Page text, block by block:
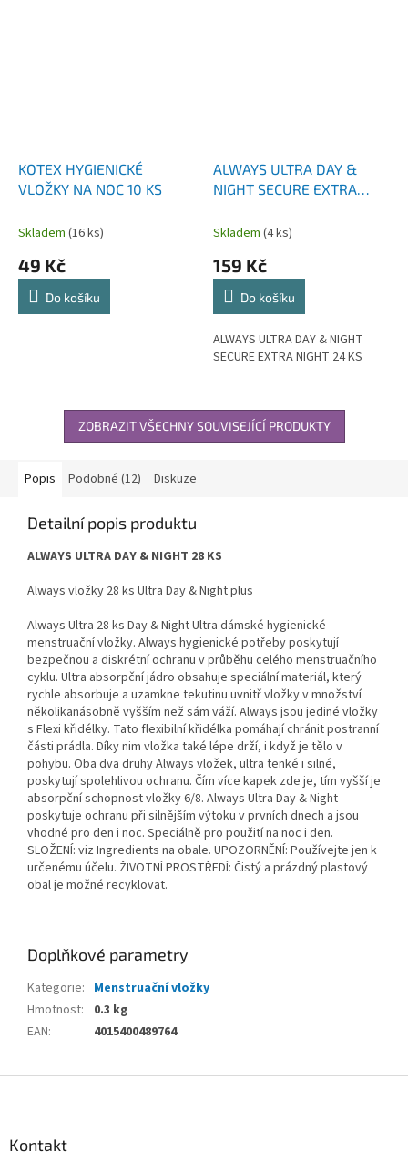
KOTEX HYGIENICKÉ
VLOŽKY NA NOC 10 KS
Skladem (16 ks)
49 Kč
Do košíku
ALWAYS ULTRA DAY &
NIGHT SECURE EXTRA
Skladem (4 ks)
159 Kč
Do košíku
ALWAYS ULTRA DAY & NIGHT
SECURE EXTRA NIGHT 24 KS
ZOBRAZIT VŠECHNY SOUVISEJÍCÍ PRODUKTY
Popis Podobné (12) Diskuze
Detailní popis produktu
ALWAYS ULTRA DAY & NIGHT 28 KS
Always vložky 28 ks Ultra Day & Night plus
Always Ultra 28 ks Day & Night Ultra dámské hygienické
menstruační vložky. Always hygienické potřeby poskytují
bezpečnou a diskrétní ochranu v průběhu celého menstruačního
cyklu. Ultra absorpční jádro obsahuje speciální materiál, který
rychle absorbuje a uzamkne tekutinu uvnitř vložky v množství
několikanásobně vyšším než sám váží. Always jsou jediné vložky
s Flexi křidélky. Tato flexibilní křidélka pomáhají chránit postranní
části prádla. Díky nim vložka také lépe drží, i když je tělo v
pohybu. Oba dva druhy Always vložek, ultra tenké i silné,
poskytují spolehlivou ochranu. Čím více kapek zde je, tím vyšší je
absorpční schopnost vložky 6/8. Always Ultra Day & Night
poskytuje ochranu při silnějším výtoku v prvních dnech a jsou
vhodné pro den i noc. Speciálně pro použití na noc i den.
SLOŽENÍ: viz Ingredients na obale. UPOZORNĚNÍ: Používejte jen k
určenému účelu. ŽIVOTNÍ PROSTŘEDÍ: Čistý a prázdný plastový
obal je možné recyklovat.
Doplňkové parametry
Kategorie: Menstruační vložky
Hmotnost:
0.3 kg
EAN: 4015400489764
Kontakt